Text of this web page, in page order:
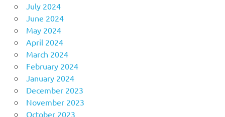
July 2024
June 2024
May 2024
April 2024
March 2024
February 2024
January 2024
December 2023
November 2023
October 2023